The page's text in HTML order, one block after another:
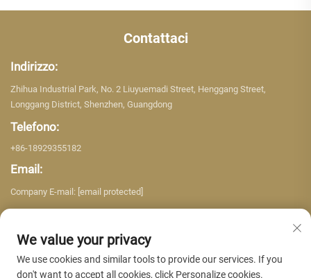
Contattaci
Indirizzo:
Zhihua Industrial Park, No. 2 Liuyuemadi Street, Henggang Street,
Longgang District, Shenzhen, Guangdong
Telefono:
+86-18929355182
Email:
Company E-mail: [email protected]
We value your privacy
We use cookies and similar tools to provide our services. If you
don't want to accept all cookies, click Personalize cookies.